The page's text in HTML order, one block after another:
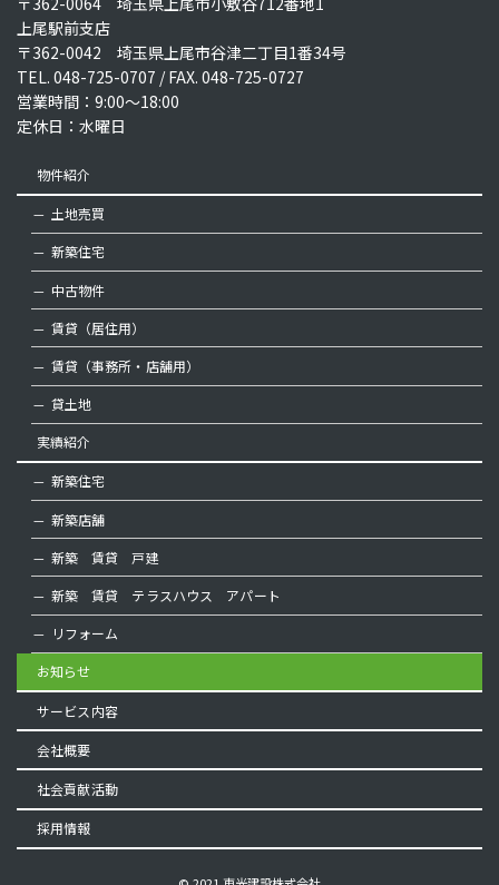
上尾駅前支店
〒362-0042 埼玉県上尾市谷津二丁目1番34号
TEL. 048-725-0707 / FAX. 048-725-0727
営業時間：9:00～18:00
定休日：水曜日
物件紹介
土地売買
新築住宅
中古物件
賃貸（居住用）
賃貸（事務所・店舗用）
貸土地
実績紹介
新築住宅
新築店舗
新築 賃貸 戸建
新築 賃貸 テラスハウス アパート
リフォーム
お知らせ
サービス内容
会社概要
社会貢献活動
採用情報